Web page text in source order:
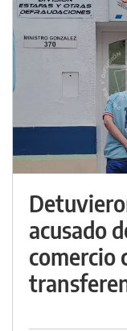
acusado
comercio